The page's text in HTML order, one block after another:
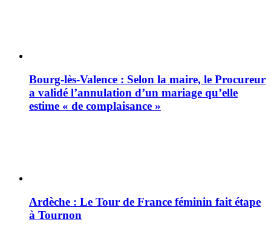
Bourg-lès-Valence : Selon la maire, le Procureur
a validé l’annulation d’un mariage qu’elle
estime « de complaisance »
Ardèche : Le Tour de France féminin fait étape
à Tournon